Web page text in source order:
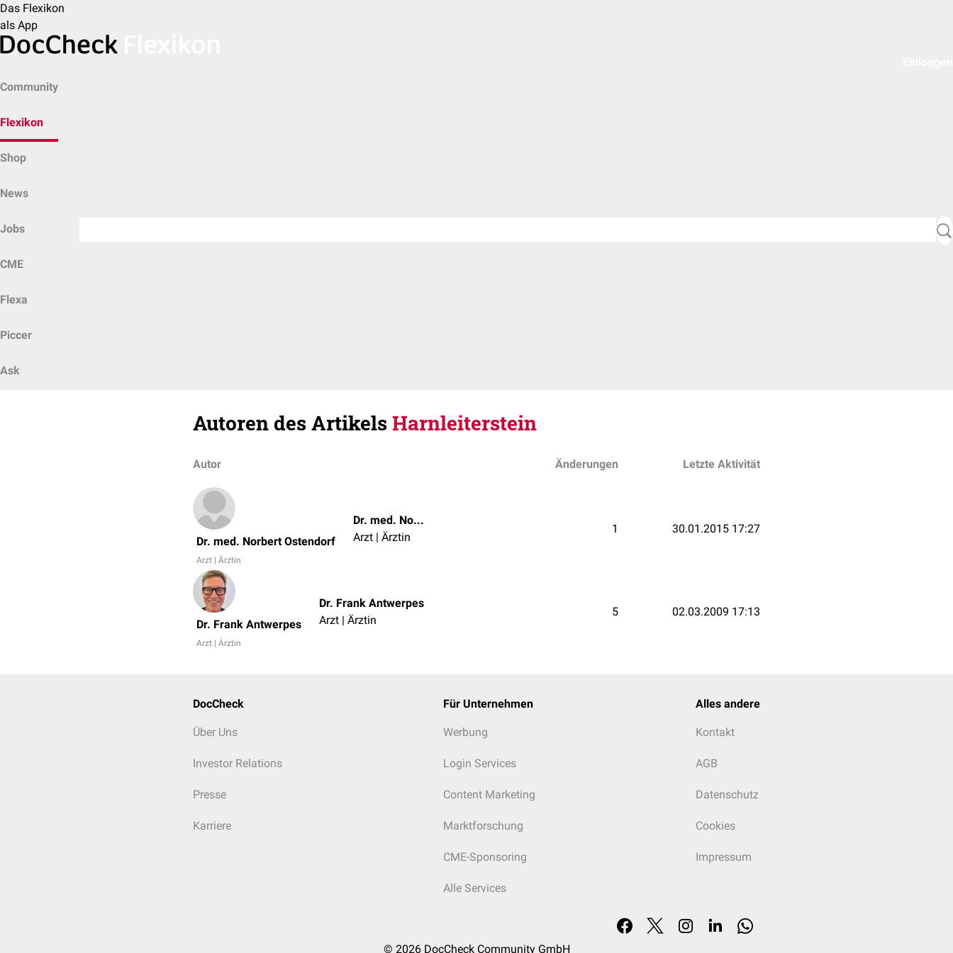
Das Flexikon
als App
Community
Flexikon
Shop
News
Jobs
CME
Flexa
Piccer
Ask
Autoren des ArtikelsHarnleiterstein
Autor Änderungen Letzte Aktivität
Dr. med. Norbert Ostendorf
Arzt | Ärztin
Dr. med. Norbert Ostendorf
Arzt | Ärztin
1 30.01.2015 17:27
Dr. Frank Antwerpes
Arzt | Ärztin
Dr. Frank Antwerpes
Arzt | Ärztin
5 02.03.2009 17:13
DocCheck
Über Uns
Investor Relations
Presse
Karriere
Für Unternehmen
Werbung
Login Services
Content Marketing
Marktforschung
CME-Sponsoring
Alle Services
Alles andere
Kontakt
AGB
Datenschutz
Cookies
Impressum
© 2026 DocCheck Community GmbH